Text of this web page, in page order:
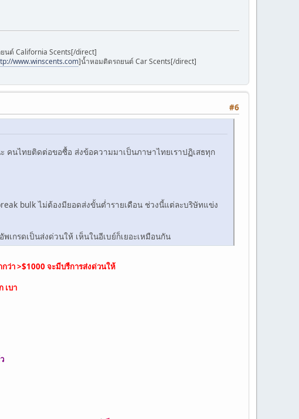
นต์ California Scents[/direct]
www.winscents.com]น้ำหอมติดรถยนต์ Car Scents[/direct]
#6
คนไทยติดต่อขอซื้อ ส่งข้อความมาเป็นภาษาไทยเราปฏิเสธทุก
bulk ไม่ต้องมียอดส่งขั้นต่ำรายเดือน ช่วงนี้แต่ละบริษัทแข่ง
กรดเป็นส่งด่วนให้ เห็นในอีเบย์ก็เยอะเหมือนกัน
า >$1000 จะมีบรืการส่งด่วนให้
เบา